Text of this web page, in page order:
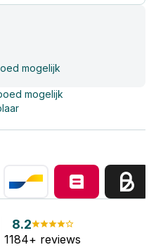
mogelijk
mogelijk
8.2
1184+ reviews